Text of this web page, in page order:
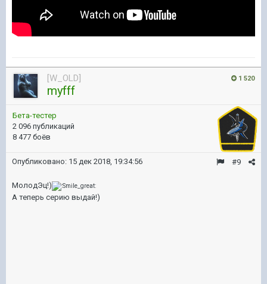
1 520
[W_OLD]
myfff
Бета-тестер
2 096 публикаций
8 477 боёв
#9
Опубликовано: 15 дек 2018, 19:34:56
МолодЭц!)
А теперь серию выдай!)